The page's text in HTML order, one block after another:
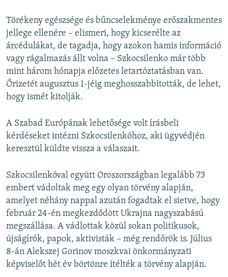
Törékeny egészsége és bűncselekménye erőszakmentes
jellege ellenére – elismeri, hogy kicserélte az
árcédulákat, de tagadja, hogy azokon hamis információ
vagy rágalmazás állt volna – Szkocsilenko már több
mint három hónapja előzetes letartóztatásban van.
Őrizetét augusztus 1-jéig meghosszabbították, de lehet,
hogy ismét kitolják.
A Szabad Európának lehetősége volt írásbeli
kérdéseket intézni Szkocsilenkóhoz, aki ügyvédjén
keresztül küldte vissza a válaszait.
Szkocsilenkóval együtt Oroszországban legalább 73
embert vádoltak meg egy olyan törvény alapján,
amelyet néhány nappal azután fogadtak el sietve, hogy
február 24-én megkezdődött Ukrajna nagyszabású
megszállása. A vádlottak közül sokan politikusok,
újságírók, papok, aktivisták – még rendőrök is. Július
8-án Alekszej Gorinov moszkvai önkormányzati
képviselőt hét év börtönre ítélték a törvény alapján.